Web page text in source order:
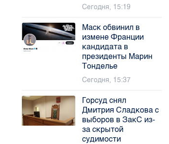
Сегодня, 15:19
Маск обвинил в
измене Франции
кандидата в
президенты Марин
Тонделье
Сегодня, 15:37
Горсуд снял
Дмитрия Сладкова с
выборов в ЗакС из-
за скрытой
судимости